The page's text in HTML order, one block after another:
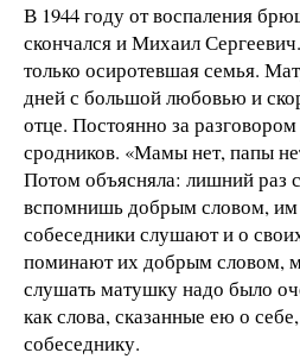
В 1944 году от воспаления
скончался и Михаил
только осиротевшая семья.
дней с большой любовью и
отце. Постоянно за
сродников. «Мамы нет, папы
Потом объясняла: лишний раз
вспомнишь добрым словом,
собеседники слушают и о
поминают их добрым словом,
слушать матушку надо было
как слова, сказанные ею о
собеседнику.